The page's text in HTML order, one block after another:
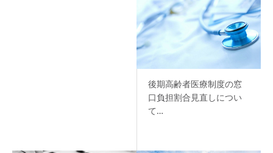
後期高齢者医療制度の窓
口負担割合見直しについ
て…